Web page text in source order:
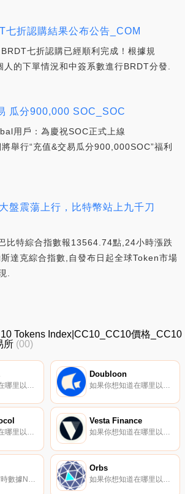
七折認購結果公布公告_COM
七折認購已經順利完成！根據規
的下單情況和中簽系數進行BRDT分發.
瓜分900,000 SOC_SOC
用戶：為慶祝SOC正式上線
舉行“充值&交易瓜分900,000SOC”福利
盤震蕩上行，比特幣站上九千刀
比特綜合指數報13564.74點,24小時漲跌
達克綜合指數,自發布日起全球Token市場
.
Tokens Index|CC10_CC10價格_CC10
所 (00)
Doubloon
如果你想知道在哪里以當前價格購買Electra Protocol,目前交易{Electra Protocol]股票的頂級加密貨幣交易所是MEXC、PancakeSwap（V2）、Finexbox、Bittrex和Graviex。您可以在我們的加密貨幣交易所頁面上找到其他列表.
Vesta Finance
如果你想知道在哪里以當前價格購買Vesta Finance,目前交易{Vesta Finance]股票的頂級加密貨幣交易所是Bitget、MEXC、Uniswap（V3）（ArVSTAtrum）、OpenOcean和Balancer（V2）（ArVSTAt rum）.
USNBT價格實時數據NuBits（USNBT）是一種加密貨幣。NuBits目前的供應量為70510851.3915,流通中有10981667.2799。最近已知的NuBits價格為0.00366147美元,在過去24小時內上漲了0.00.
Orbs
如果你想知道在哪里以當前價格購買Orbs,目前交易{Orbs]股票的頂級加密貨幣交易所是OKX、KuCoin、Gate.io、HuoORBS和UpORBSt。您可以在我們的加密貨幣交易所頁面上找到其他列表。要了解更多關于這個項目的信息,請查看我們對Orbs的深入了解.